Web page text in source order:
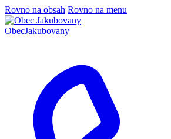
Rovno na obsah Rovno na menu
ObecJakubovany